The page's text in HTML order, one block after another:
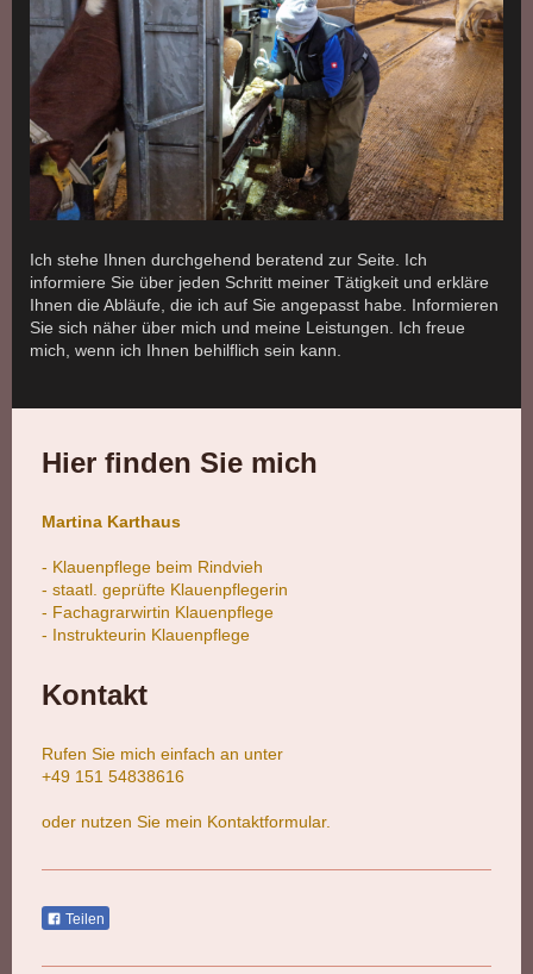
Ich stehe Ihnen durchgehend beratend zur Seite. Ich
informiere Sie über jeden Schritt meiner Tätigkeit und erkläre
Ihnen die Abläufe, die ich auf Sie angepasst habe. Informieren
Sie sich näher über mich und meine Leistungen. Ich freue
mich, wenn ich Ihnen behilflich sein kann.
Hier finden Sie mich
Martina Karthaus
- Klauenpflege beim Rindvieh
- staatl. geprüfte Klauenpflegerin
- Fachagrarwirtin Klauenpflege
- Instrukteurin Klauenpflege
Kontakt
Rufen Sie mich einfach an unter
+49 151 54838616
oder nutzen Sie mein Kontaktformular.
Teilen